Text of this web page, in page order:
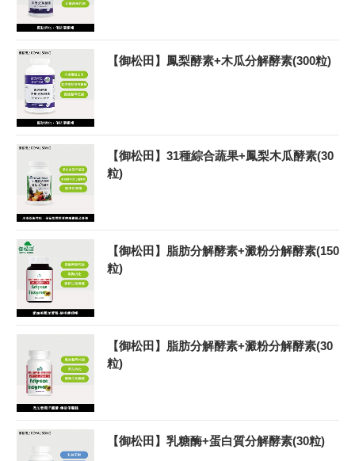
【御松田】鳳梨酵素+木瓜分解酵素(300粒)
【御松田】31種綜合蔬果+鳳梨木瓜酵素(30
粒)
【御松田】脂肪分解酵素+澱粉分解酵素(150
粒)
【御松田】脂肪分解酵素+澱粉分解酵素(30
粒)
【御松田】乳糖酶+蛋白質分解酵素(30粒)